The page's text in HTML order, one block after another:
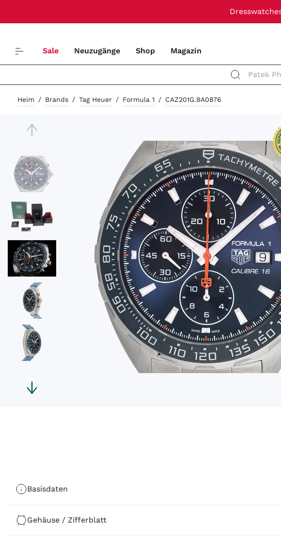
Sale Neuzugänge Shop Magazin
Patek
Heim / Brands / Tag Heuer / Formula 1 / CAZ201G.BA0876
Basisdaten
Gehäuse / Zifferblatt